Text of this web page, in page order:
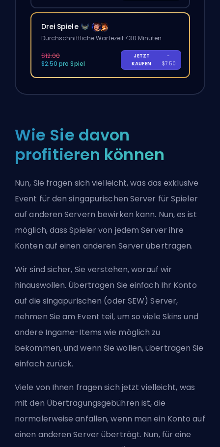
Drei Spiele
Durchschnittliche Wartezeit <30 Minuten
$12.00
$2.50 pro Spiel
JETZT
KAUFEN
-
$7.50
Wie Sie davon
profitieren können
Nun, Sie fragen sich vielleicht, was das exklusive
Event für den singapurischen Server für Spieler
auf anderen Servern bewirken kann. Nun, es ist
möglich, dass Spieler von jedem Server ihre
Konten auf einen anderen Server übertragen.
Wir sind sicher, Sie verstehen, worauf wir
hinauswollen. Übertragen Sie einfach Ihr Konto
auf die singapurischen (oder SEW) Server,
nehmen Sie am Event teil, um so viele Skins und
andere Ingame-Items wie möglich zu
bekommen, und wenn Sie wollen, übertragen Sie
einfach zurück.
Viele von Ihnen fragen sich jetzt vielleicht, was
mit den Übertragungsgebühren ist, die
normalerweise anfallen, wenn man ein Konto auf
einen anderen Server überträgt. Nun, für eine